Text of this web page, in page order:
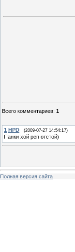
Всего комментариев: 1
1 HPD (2009-07-27 14:54:17)
Панки хой реп отстой)
Полная версия сайта